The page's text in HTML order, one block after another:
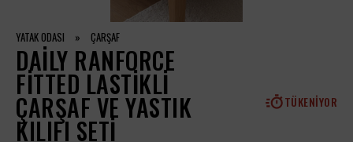
YATAK ODASI » ÇARŞAF
DAILY RANFORCE
FITTED LASTIKLI
ÇARŞAF VE YASTIK
KILIFI SETI
TÜKENIYOR